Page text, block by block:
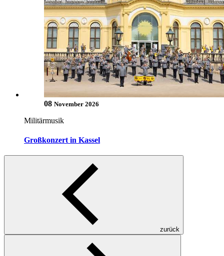
08 November 2026
Militärmusik
Großkonzert in Kassel
zurück